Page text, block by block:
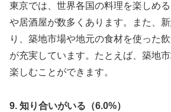
東京では、世界各国の料理を楽しめ
や居酒屋が数多くあります。また、
り、築地市場や地元の食材を使った
が充実しています。たとえば、築地
楽しむことができます。
9. 知り合いがいる（6.0%）